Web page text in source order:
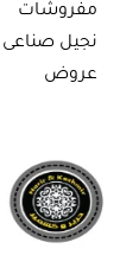
مفروشات
نجيل صناعى
عروض